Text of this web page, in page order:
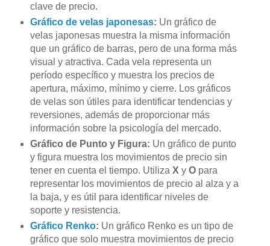
clave de precio.
Gráfico de velas japonesas: Un gráfico de
velas japonesas muestra la misma información
que un gráfico de barras, pero de una forma más
visual y atractiva. Cada vela representa un
período específico y muestra los precios de
apertura, máximo, mínimo y cierre. Los gráficos
de velas son útiles para identificar tendencias y
reversiones, además de proporcionar más
información sobre la psicología del mercado.
Gráfico de Punto y Figura: Un gráfico de punto
y figura muestra los movimientos de precio sin
tener en cuenta el tiempo. Utiliza X y Opara
representar los movimientos de precio al alza y a
la baja, y es útil para identificar niveles de
soporte y resistencia.
Gráfico Renko: Un gráfico Renko es un tipo de
gráfico que solo muestra movimientos de precio